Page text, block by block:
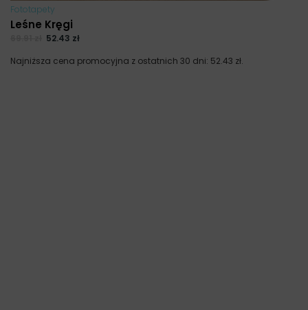
Fototapety
Leśne Kręgi
52.43 zł
Najniższa cena promocyjna z ostatnich 30 dni: 52.43 zł.